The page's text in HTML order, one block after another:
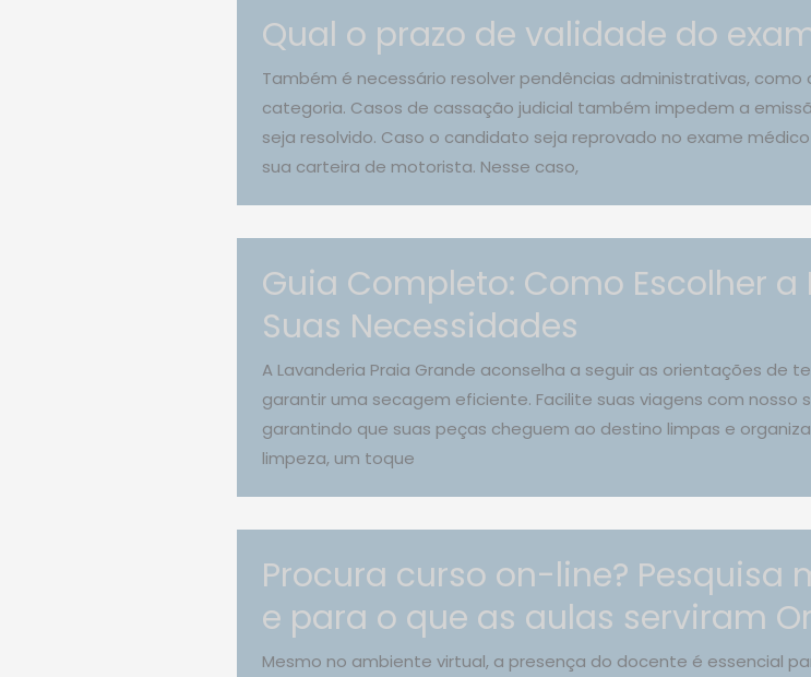
Qual o prazo de validade do
Também é necessário resolver pendências administrativas,
categoria. Casos de cassação judicial também impedem a
seja resolvido. Caso o candidato seja reprovado no exame
sua carteira de motorista. Nesse caso,
Guia Completo: Como Escolher
Suas Necessidades
A Lavanderia Praia Grande aconselha a seguir as orientações
garantir uma secagem eficiente. Facilite suas viagens com
garantindo que suas peças cheguem ao destino limpas e
limpeza, um toque
Procura curso on-line? Pesquisa
e para o que as aulas serviram
Mesmo no ambiente virtual, a presença do docente é essencial